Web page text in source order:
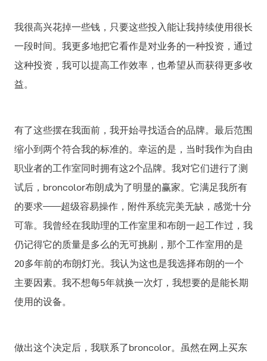
我很高兴花掉一些钱，只要这些投入能让我持续使用很长
一段时间。我更多地把它看作是对业务的一种投资，通过
这种投资，我可以提高工作效率，也希望从而获得更多收
益。
有了这些摆在我面前，我开始寻找适合的品牌。最后范围
缩小到两个符合我的标准的。幸运的是，当时我作为自由
职业者的工作室同时拥有这2个品牌。我对它们进行了测
试后，broncolor布朗成为了明显的赢家。它满足我所有
的要求——超级容易操作，附件系统完美无缺，感觉十分
可靠。我曾经在我助理的工作室里和布朗一起工作过，我
仍记得它的质量是多么的无可挑剔，那个工作室用的是
20多年前的布朗灯光。我认为这也是我选择布朗的一个
主要因素。我不想每5年就换一次灯，我想要的是能长期
使用的设备。
做出这个决定后，我联系了broncolor。虽然在网上买东